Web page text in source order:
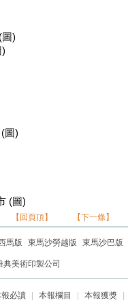
)
圖)
(圖)
【回頁頂】 【下一條】
馬版 東馬沙勞越版 東馬沙巴版
典美術印製公司
必讀 本報欄目 本報獲獎